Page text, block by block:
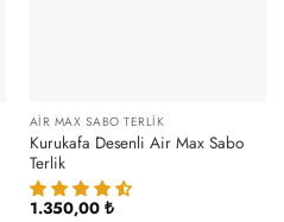
AIR MAX SABO TERLIK
Kurukafa Desenli Air Max Sabo
Terlik
1.350,00 ₺